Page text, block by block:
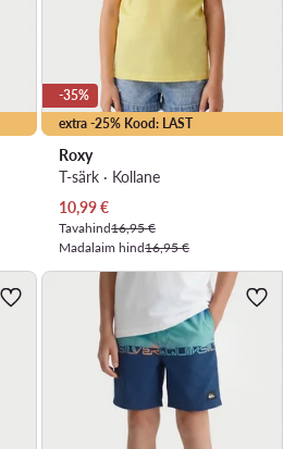
extra -25% Kood: LAST
-35%
Roxy
T-särk · Kollane
Praegune hind
10,99€
Tavahind16,95 €
Madalaim hind16,95 €